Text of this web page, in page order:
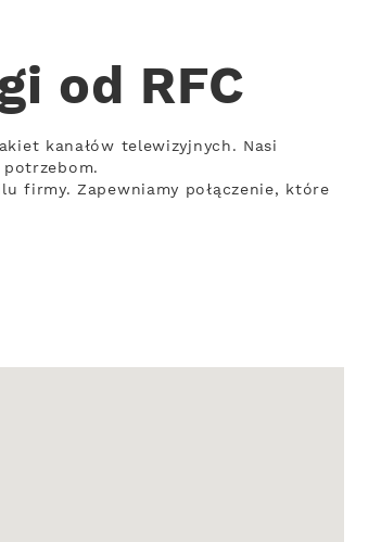
od RFC
kanałów telewizyjnych. Nasi
firmy. Zapewniamy połączenie, które